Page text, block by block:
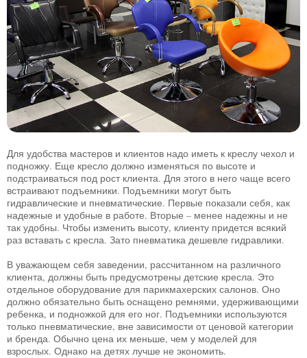
Для удобства мастеров и клиентов надо иметь к креслу чехол и
подножку. Еще кресло должно изменяться по высоте и
подстраиваться под рост клиента. Для этого в него чаще всего
встраивают подъемники. Подъемники могут быть
гидравлические и пневматические. Первые показали себя, как
надежные и удобные в работе. Вторые – менее надежны и не
так удобны. Чтобы изменить высоту, клиенту придется всякий
раз вставать с кресла. Зато пневматика дешевле гидравлики.
В уважающем себя заведении, рассчитанном на различного
клиента, должны быть предусмотрены детские кресла. Это
отдельное оборудование для парикмахерских салонов. Оно
должно обязательно быть оснащено ремнями, удерживающими
ребенка, и подножкой для его ног. Подъемники используются
только пневматические, вне зависимости от ценовой категории
и бренда. Обычно цена их меньше, чем у моделей для
взрослых. Однако на детях лучше не экономить.